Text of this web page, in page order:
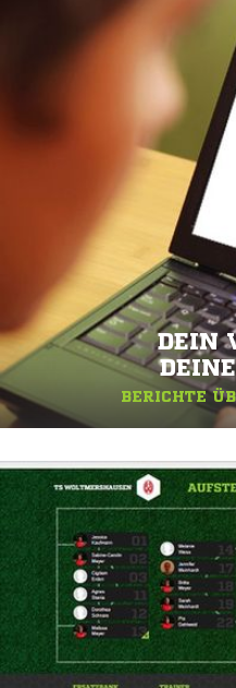
DEIN
BERICHTE